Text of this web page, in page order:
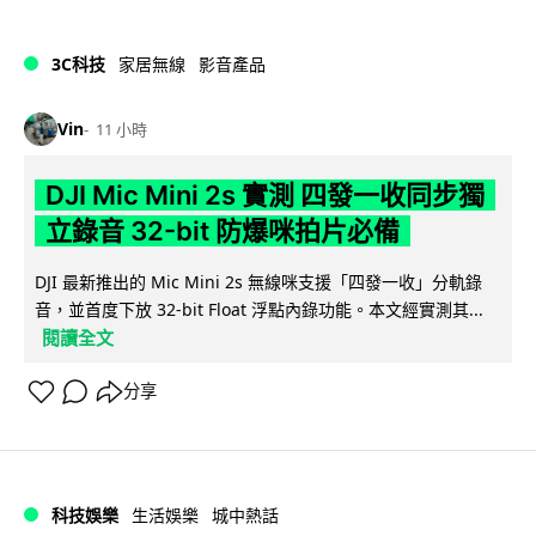
3C科技 家居無線 影音產品
Vin 11 小時
DJI Mic Mini 2s 實測 四發一收同步獨
立錄音 32-bit 防爆咪拍片必備
DJI 最新推出的 Mic Mini 2s 無線咪支援「四發一收」分軌錄
音，並首度下放 32-bit Float 浮點內錄功能。本文經實測其...
閱讀全文
分享
科技娛樂 生活娛樂 城中熱話